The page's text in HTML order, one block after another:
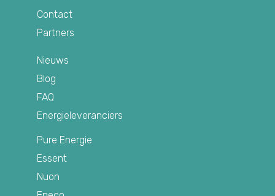
Contact
Partners
Nieuws
Blog
FAQ
Energieleveranciers
Pure Energie
Essent
Nuon